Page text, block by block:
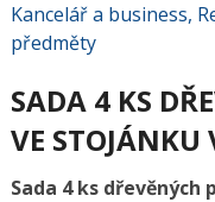
Kancelář a business,
předměty
SADA 4 KS
VE
Sada 4 ks